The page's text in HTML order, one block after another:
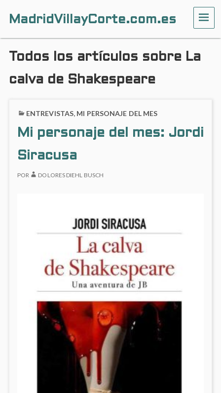
MadridVillayCorte.com.es
Todos los artículos sobre La
calva de Shakespeare
ENTREVISTAS, MI PERSONAJE DEL MES
Mi personaje del mes: Jordi
Siracusa
POR DOLORES DIEHL BUSCH